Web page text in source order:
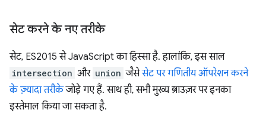
सेट करने के नए तरीके
सेट, ES2015 से JavaScript का हिस्सा है. हालांकि, इस साल
intersection और union जैसेसेट पर गणितीय ऑपरेशन करने
के ज़्यादा तरीकेजोड़े गए हैं. साथ ही, सभी मुख्य ब्राउज़र पर इनका
इस्तेमाल किया जा सकता है.